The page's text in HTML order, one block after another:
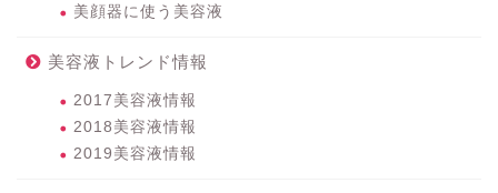
美顔器に使う美容液
美容液トレンド情報
2017美容液情報
2018美容液情報
2019美容液情報